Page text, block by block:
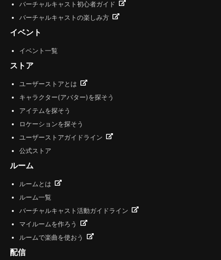
バーチャルキャスト初心者ガイド
バーチャルキャストの楽しみ方
イベント
イベント一覧
ストア
ユーザーストアとは
キャラクター(アバター)を探そう
アイテムを探そう
ロケーションを探そう
ユーザーストアガイドライン
公式ストア
ルーム
ルームとは
ルーム一覧
バーチャルキャスト活動ガイドライン
マイルームを作ろう
ルームで楽曲を使おう
配信